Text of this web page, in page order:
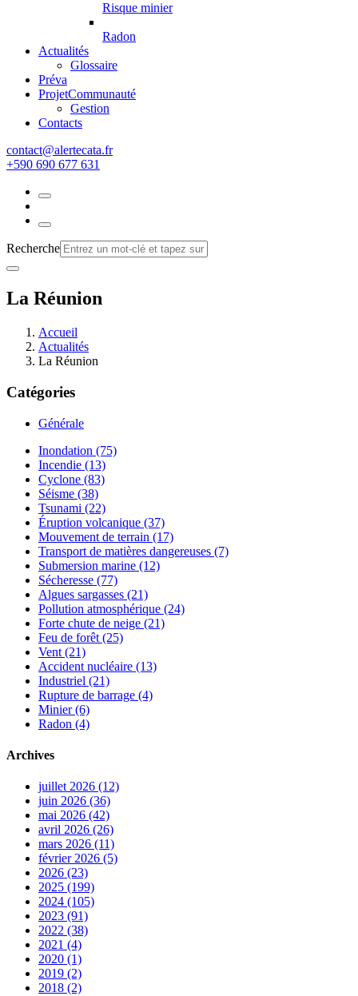
Risque minier
Radon
Actualités
Glossaire
Préva
ProjetCommunauté
Gestion
Contacts
rf.atacetrela@tcatnoc
+590 690 677 631
Recherche
La Réunion
Accueil
Actualités
La Réunion
Catégories
Générale
Inondation (75)
Incendie (13)
Cyclone (83)
Séisme (38)
Tsunami (22)
Éruption volcanique (37)
Mouvement de terrain (17)
Transport de matières dangereuses (7)
Submersion marine (12)
Sécheresse (77)
Algues sargasses (21)
Pollution atmosphérique (24)
Forte chute de neige (21)
Feu de forêt (25)
Vent (21)
Accident nucléaire (13)
Industriel (21)
Rupture de barrage (4)
Minier (6)
Radon (4)
Archives
juillet 2026 (12)
juin 2026 (36)
mai 2026 (42)
avril 2026 (26)
mars 2026 (11)
février 2026 (5)
2026 (23)
2025 (199)
2024 (105)
2023 (91)
2022 (38)
2021 (4)
2020 (1)
2019 (2)
2018 (2)